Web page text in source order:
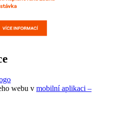
webu v mobilní aplikaci –